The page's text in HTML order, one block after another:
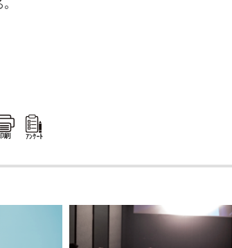
刷 ｱﾝｹｰﾄ